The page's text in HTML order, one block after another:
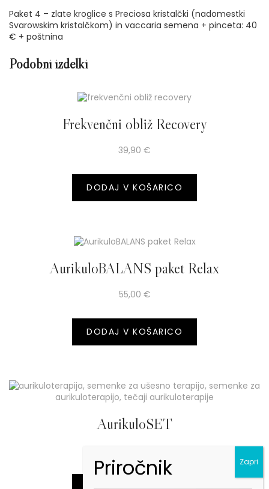
Paket 4 – zlate kroglice s Preciosa kristalčki (nadomestki
Svarowskim kristalčkom) in vaccaria semena + pinceta: 40
€ + poštnina
Podobni izdelki
Frekvenčni obliž Recovery
39,90 €
DODAJ V KOŠARICO
AurikuloBALANS paket Relax
55,00 €
DODAJ V KOŠARICO
AurikuloSET